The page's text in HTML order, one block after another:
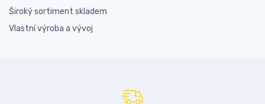
Široký sortiment skladem
Vlastní výroba a vývoj